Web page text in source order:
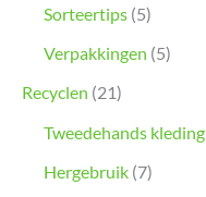
Sorteertips (5)
Verpakkingen (5)
Recyclen (21)
Tweedehands kleding
Hergebruik (7)